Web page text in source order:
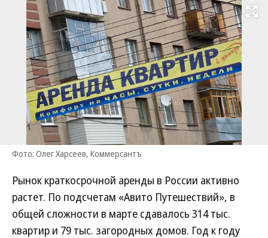
Развернуть
Фото: Олег Харсеев, Коммерсантъ
Рынок краткосрочной аренды в России активно
растет. По подсчетам «Авито Путешествий», в
общей сложности в марте сдавалось 314 тыс.
квартир и 79 тыс. загородных домов. Год к году